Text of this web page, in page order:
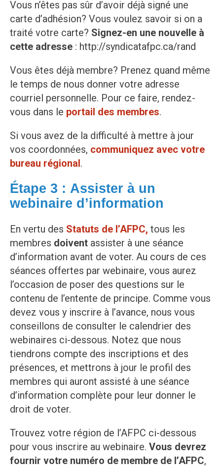
Vous n’êtes pas sûr d’avoir déjà signé une
carte d’adhésion? Vous voulez savoir si on a
traité votre carte? Signez-en une nouvelle à
cette adresse : http://syndicatafpc.ca/rand
Vous êtes déjà membre? Prenez quand même
le temps de nous donner votre adresse
courriel personnelle. Pour ce faire, rendez-
vous dans le portail des membres.
Si vous avez de la difficulté à mettre à jour
vos coordonnées, communiquez avec votre
bureau régional.
Étape 3 : Assister à un
webinaire d’information
En vertu des Statuts de l’AFPC, tous les
membres doivent assister à une séance
d’information avant de voter. Au cours de ces
séances offertes par webinaire, vous aurez
l’occasion de poser des questions sur le
contenu de l’entente de principe. Comme vous
devez vous y inscrire à l’avance, nous vous
conseillons de consulter le calendrier des
webinaires ci-dessous. Notez que nous
tiendrons compte des inscriptions et des
présences, et mettrons à jour le profil des
membres qui auront assisté à une séance
d’information complète pour leur donner le
droit de voter.
Trouvez votre région de l’AFPC ci-dessous
pour vous inscrire au webinaire. Vous devrez
fournir votre numéro de membre de l’AFPC,